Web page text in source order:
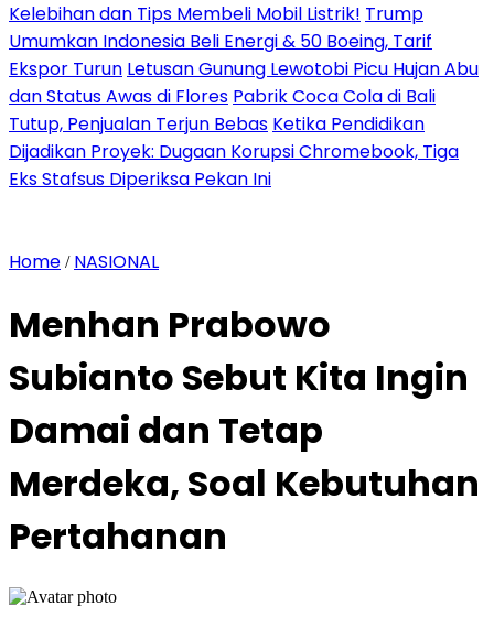
Kelebihan dan Tips Membeli Mobil Listrik! Trump
Umumkan Indonesia Beli Energi & 50 Boeing, Tarif
Ekspor Turun Letusan Gunung Lewotobi Picu Hujan Abu
dan Status Awas di Flores Pabrik Coca Cola di Bali
Tutup, Penjualan Terjun Bebas Ketika Pendidikan
Dijadikan Proyek: Dugaan Korupsi Chromebook, Tiga
Eks Stafsus Diperiksa Pekan Ini
Home / NASIONAL
Menhan Prabowo
Subianto Sebut Kita Ingin
Damai dan Tetap
Merdeka, Soal Kebutuhan
Pertahanan